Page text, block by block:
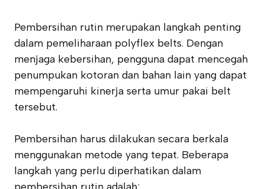
Pembersihan rutin merupakan langkah penting
dalam pemeliharaan polyflex belts. Dengan
menjaga kebersihan, pengguna dapat mencegah
penumpukan kotoran dan bahan lain yang dapat
mempengaruhi kinerja serta umur pakai belt
tersebut.
Pembersihan harus dilakukan secara berkala
menggunakan metode yang tepat. Beberapa
langkah yang perlu diperhatikan dalam